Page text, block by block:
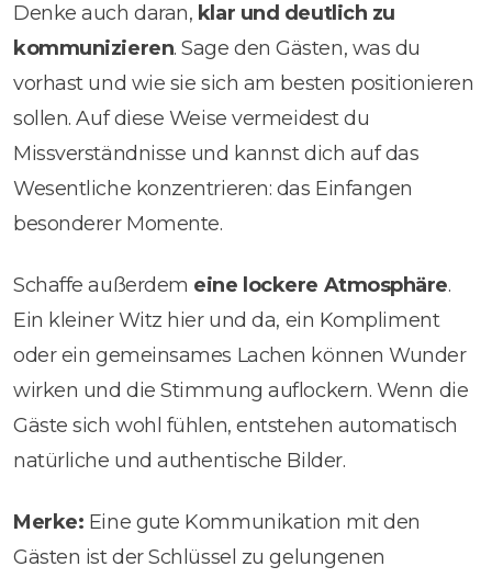
Denke auch daran, klar und deutlich zu
kommunizieren. Sage den Gästen, was du
vorhast und wie sie sich am besten positionieren
sollen. Auf diese Weise vermeidest du
Missverständnisse und kannst dich auf das
Wesentliche konzentrieren: das Einfangen
besonderer Momente.
Schaffe außerdem eine lockere Atmosphäre.
Ein kleiner Witz hier und da, ein Kompliment
oder ein gemeinsames Lachen können Wunder
wirken und die Stimmung auflockern. Wenn die
Gäste sich wohl fühlen, entstehen automatisch
natürliche und authentische Bilder.
Merke: Eine gute Kommunikation mit den
Gästen ist der Schlüssel zu gelungenen